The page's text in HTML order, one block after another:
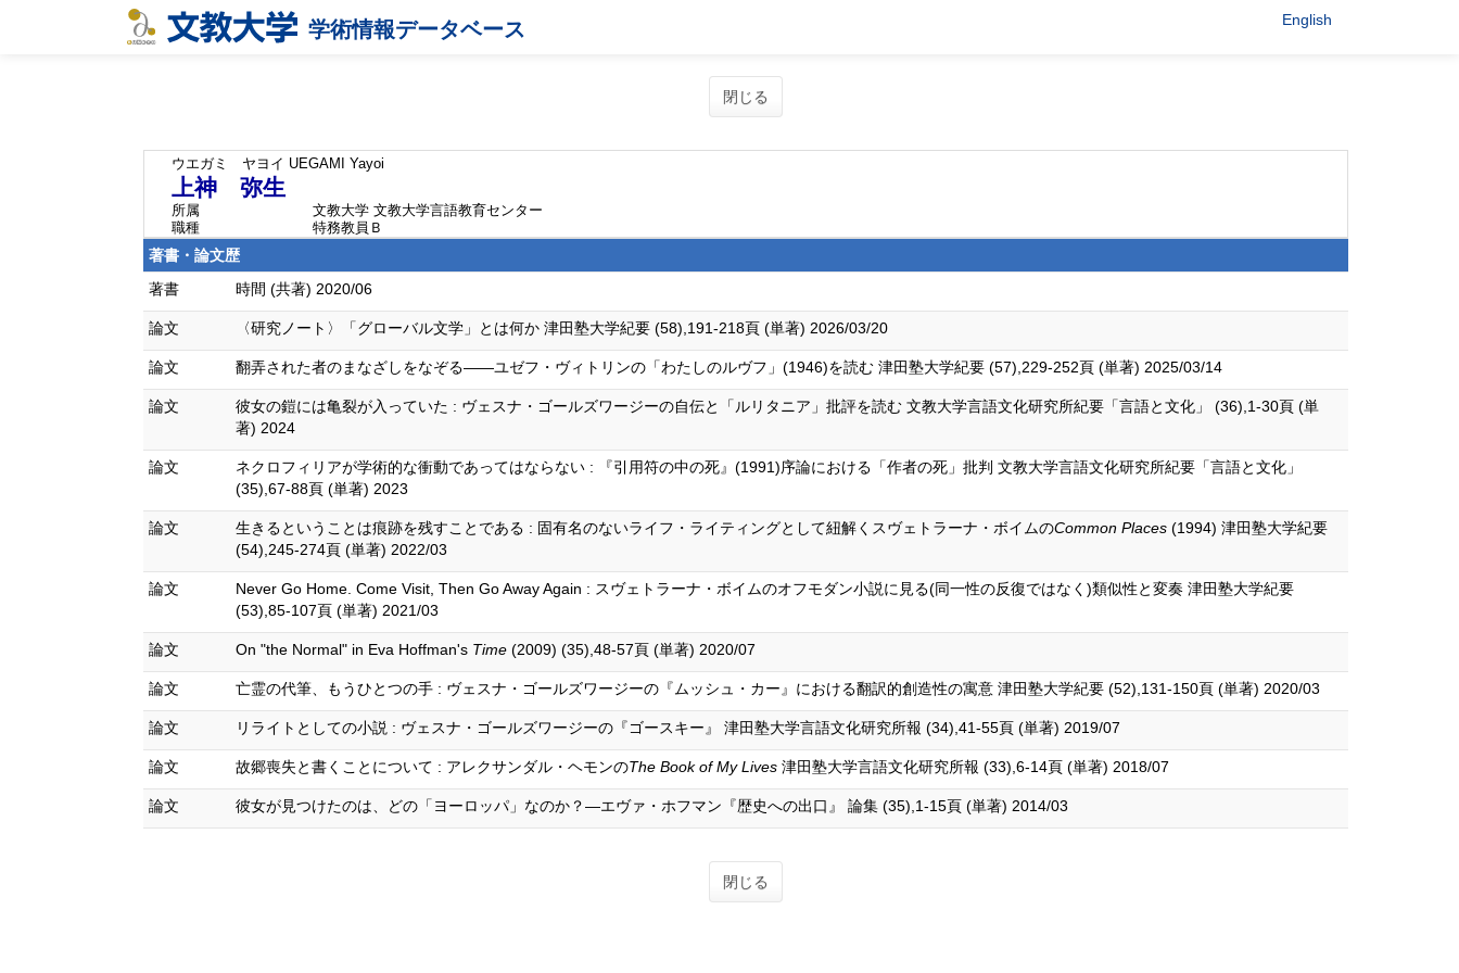
学術情報データベース English
閉じる
ウエガミ ヤヨイ UEGAMI Yayoi
上神 弥生
所属
文教大学 文教大学言語教育センター
職種
特務教員Ｂ
著書・論文歴
著書
時間 (共著) 2020/06
論文 〈研究ノート〉「グローバル文学」とは何か 津田塾大学紀要 (58),191-218頁 (単著) 2026/03/20
論文 翻弄された者のまなざしをなぞる——ユゼフ・ヴィトリンの「わたしのルヴフ」(1946)を読む 津田塾大学紀要 (57),229-252頁 (単著) 2025/03/14
論文
彼女の鎧には亀裂が入っていた : ヴェスナ・ゴールズワージーの自伝と「ルリタニア」批評を読む 文教大学言語文化研究所紀要「言語と文化」 (36),1-30頁 (単
著) 2024
論文
ネクロフィリアが学術的な衝動であってはならない : 『引用符の中の死』(1991)序論における「作者の死」批判 文教大学言語文化研究所紀要「言語と文化」
(35),67-88頁 (単著) 2023
論文 生きるということは痕跡を残すことである : 固有名のないライフ・ライティングとして紐解くスヴェトラーナ・ボイムのCommon Places (1994) 津田塾大学紀要
(54),245-274頁 (単著) 2022/03
論文
Never Go Home. Come Visit, Then Go Away Again : スヴェトラーナ・ボイムのオフモダン小説に見る(同一性の反復ではなく)類似性と変奏 津田塾大学紀要
(53),85-107頁 (単著) 2021/03
論文 On "the Normal" in Eva Hoffman's Time (2009) (35),48-57頁 (単著) 2020/07
論文 亡霊の代筆、もうひとつの手 : ヴェスナ・ゴールズワージーの『ムッシュ・カー』における翻訳的創造性の寓意 津田塾大学紀要 (52),131-150頁 (単著) 2020/03
論文 リライトとしての小説 : ヴェスナ・ゴールズワージーの『ゴースキー』 津田塾大学言語文化研究所報 (34),41-55頁 (単著) 2019/07
論文 故郷喪失と書くことについて : アレクサンダル・ヘモンのThe Book of My Lives 津田塾大学言語文化研究所報 (33),6-14頁 (単著) 2018/07
論文 彼女が見つけたのは、どの「ヨーロッパ」なのか？―エヴァ・ホフマン『歴史への出口』 論集 (35),1-15頁 (単著) 2014/03
閉じる